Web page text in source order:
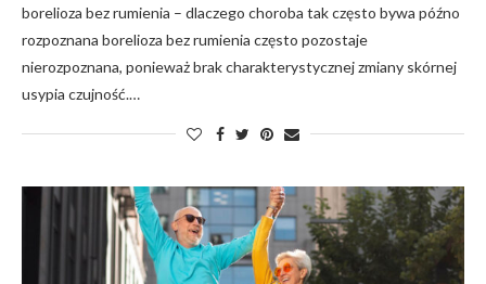
borelioza bez rumienia – dlaczego choroba tak często bywa późno
rozpoznana borelioza bez rumienia często pozostaje
nierozpoznana, ponieważ brak charakterystycznej zmiany skórnej
usypia czujność.…